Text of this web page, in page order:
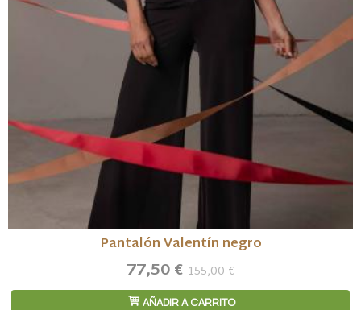
Pantalón Valentín negro
77,50 € 155,00 €
AÑADIR A CARRITO